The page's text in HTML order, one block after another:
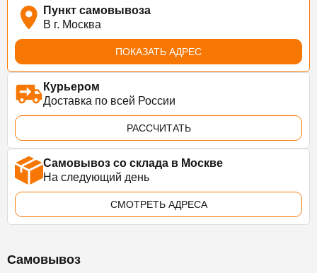
Пункт самовывоза
В г. Москва
ПОКАЗАТЬ АДРЕС
Курьером
Доставка по всей России
РАССЧИТАТЬ
Самовывоз со склада в Москве
На следующий день
СМОТРЕТЬ АДРЕСА
Самовывоз